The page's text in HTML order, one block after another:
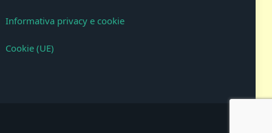
Informativa privacy e cookie
Cookie (UE)